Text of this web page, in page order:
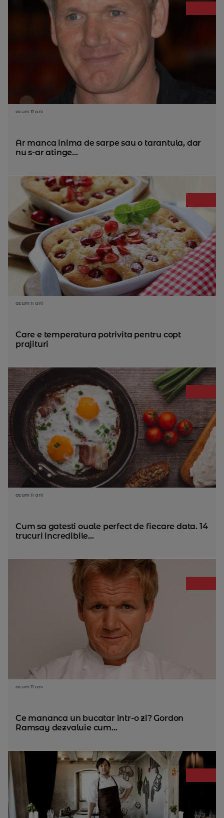
acum 11 ani
Ar manca inima de sarpe sau o tarantula, dar
nu s-ar atinge...
acum 11 ani
Care e temperatura potrivita pentru copt
prajituri
acum 11 ani
Cum sa gatesti ouale perfect de fiecare data. 14
trucuri incredibile...
acum 11 ani
Ce mananca un bucatar intr-o zi? Gordon
Ramsay dezvaluie cum...